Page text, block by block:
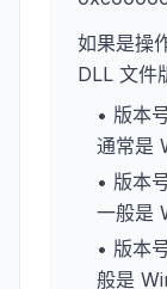
如果是操
DLL 文件
• 版本
通常是
• 版本
一般是
• 版本
般是